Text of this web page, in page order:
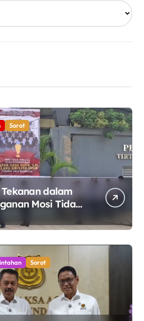
Sorot
dalam
Mosi Tidak
Tirta
Objektif
Sorot